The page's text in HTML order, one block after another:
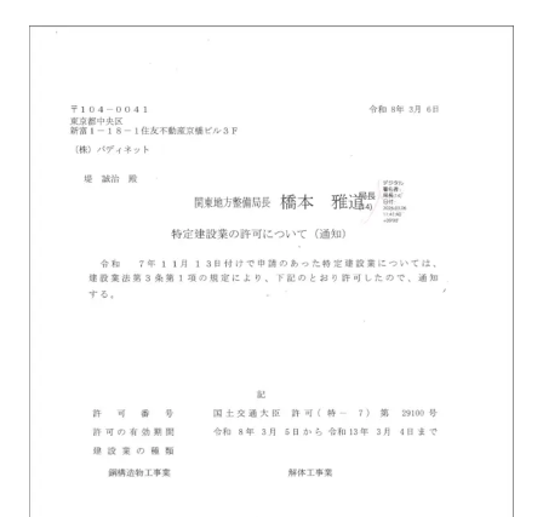
情報セキュリティ基本方針
プライバシーポリシー
Cookie等の第三者提供について
労働者派遣法に基づく情報公開
サイトマップ